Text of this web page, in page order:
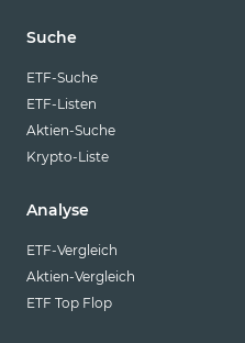
Suche
ETF-Suche
ETF-Listen
Aktien-Suche
Krypto-Liste
Analyse
ETF-Vergleich
Aktien-Vergleich
ETF Top Flop